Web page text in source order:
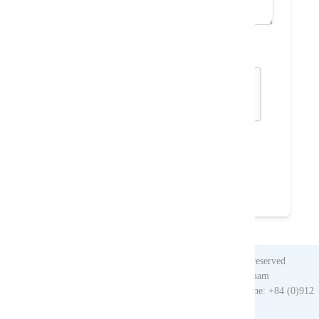
Copyright © 2010. Vietnam Nomad Trails. All rights reserved
Head Office: 013 Tue Tinh str, Sapa, Laocai, Vietnam
Tel: +84 (0)214 3872 192 | Fax: +84 (0)214 3873 898 | Hotline: +84 (0)912